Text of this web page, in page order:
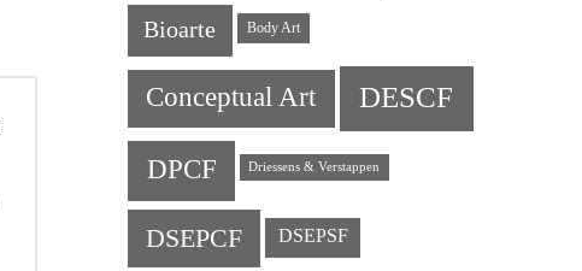
Bioarte Body Art
Conceptual Art DESCF
DPCF Driessens & Verstappen
DSEPCF DSEPSF